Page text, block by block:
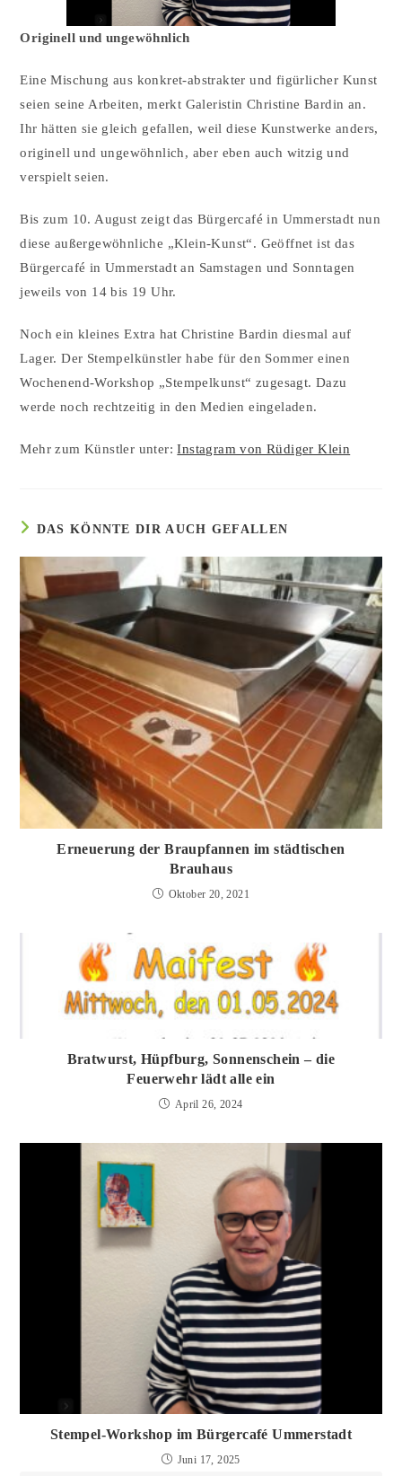
Originell und ungewöhnlich
Eine Mischung aus konkret-abstrakter und figürlicher Kunst
seien seine Arbeiten, merkt Galeristin Christine Bardin an.
Ihr hätten sie gleich gefallen, weil diese Kunstwerke anders,
originell und ungewöhnlich, aber eben auch witzig und
verspielt seien.
Bis zum 10. August zeigt das Bürgercafé in Ummerstadt nun
diese außergewöhnliche „Klein-Kunst“. Geöffnet ist das
Bürgercafé in Ummerstadt an Samstagen und Sonntagen
jeweils von 14 bis 19 Uhr.
Noch ein kleines Extra hat Christine Bardin diesmal auf
Lager. Der Stempelkünstler habe für den Sommer einen
Wochenend-Workshop „Stempelkunst“ zugesagt. Dazu
werde noch rechtzeitig in den Medien eingeladen.
Mehr zum Künstler unter:Instagram von Rüdiger Klein
DAS KÖNNTE DIR AUCH GEFALLEN
Erneuerung der Braupfannen im städtischen
Brauhaus
Oktober 20, 2021
Bratwurst, Hüpfburg, Sonnenschein – die
Feuerwehr lädt alle ein
April 26, 2024
Stempel-Workshop im Bürgercafé Ummerstadt
Juni 17, 2025